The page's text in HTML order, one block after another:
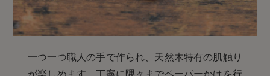
一つ一つ職人の手で作られ、天然木特有の肌触り